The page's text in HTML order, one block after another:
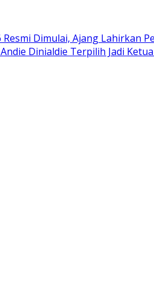
Dimulai, Ajang Lahirkan
Dinialdie Terpilih Jadi